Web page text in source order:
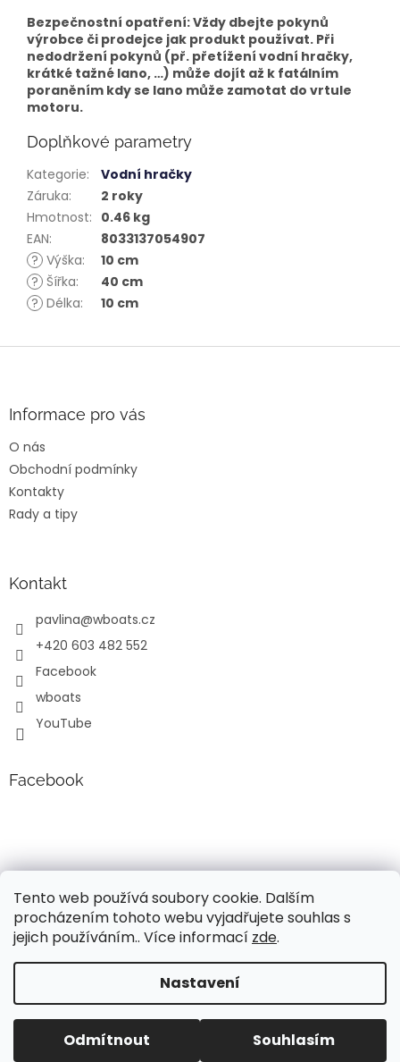
Tento web používá soubory cookie. Dalším
procházením tohoto webu vyjadřujete souhlas s
jejich používáním.. Více informací zde.
Nastavení
Odmítnout Souhlasím
Vážení, v současné době probíhá úprava cen a popisů
lodních motorů Mercury!!! Pro aktuální informace o
současných cenách, nás neváhejte kontaktovat. Děkujeme
Bezpečnostní opatření: Vždy dbejte pokynů
výrobce či prodejce jak produkt používat. Při
nedodržení pokynů (př. přetížení vodní hračky,
krátké tažné lano, …) může dojít až k fatálním
poraněním kdy se lano může zamotat do vrtule
motoru.
Doplňkové parametry
Kategorie:
Vodní hračky
Záruka:
2 roky
Hmotnost: 0.46 kg
EAN:
8033137054907
? Výška:
10 cm
? Šířka:
40 cm
? Délka: 10 cm
Informace pro vás
O nás
Obchodní podmínky
Kontakty
Rady a tipy
Kontakt
pavlina@wboats.cz
+420 603 482 552
Facebook
wboats
YouTube
Facebook
Vytvořil Shoptet
Copyright 2026Wavy boats s.r.o.. Všechna práva